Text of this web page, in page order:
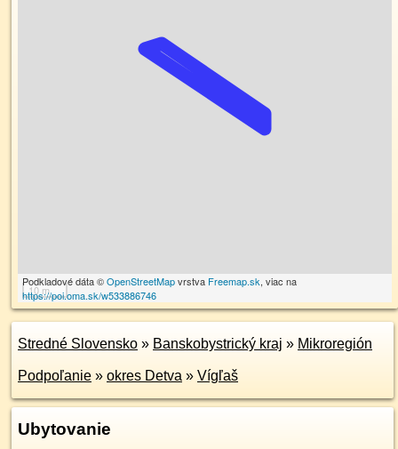
10 m
Podkladové dáta ©OpenStreetMapvrstva Freemap.sk, viac na
https://poi.oma.sk/w533886746
Stredné Slovensko » Banskobystrický kraj » Mikroregión
Podpoľanie » okres Detva » Vígľaš
Ubytovanie